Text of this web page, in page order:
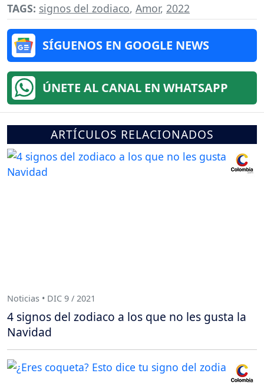
TAGS: signos del zodiaco, Amor, 2022
SÍGUENOS EN GOOGLE NEWS
ÚNETE AL CANAL EN WHATSAPP
ARTÍCULOS RELACIONADOS
Noticias • DIC 9 / 2021
4 signos del zodiaco a los que no les gusta la
Navidad